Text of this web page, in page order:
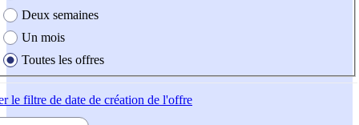
Deux semaines
Un mois
Toutes les offres
le filtre de date de création de l'offre